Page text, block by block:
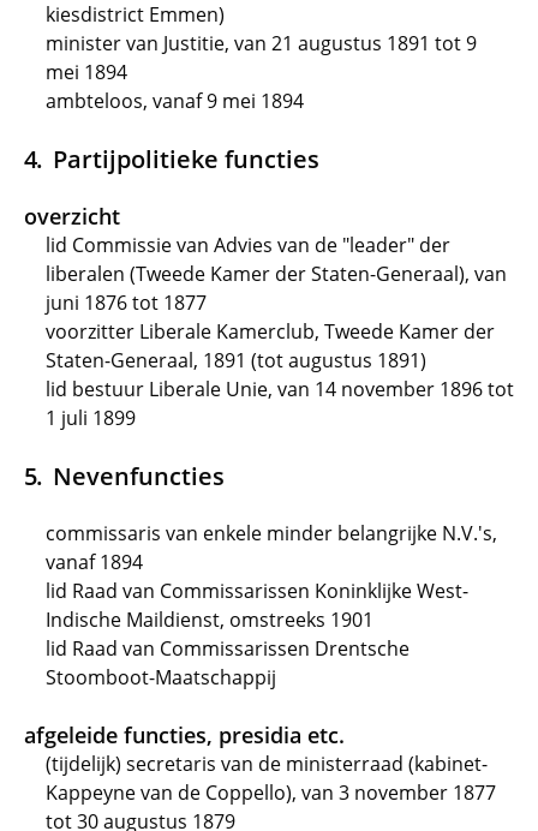
kiesdistrict Emmen)
minister van Justitie, van 21 augustus 1891 tot 9
mei 1894
ambteloos, vanaf 9 mei 1894
Partijpolitieke functies
overzicht
lid Commissie van Advies van de "leader" der
liberalen (Tweede Kamer der Staten-Generaal), van
juni 1876 tot 1877
voorzitter Liberale Kamerclub, Tweede Kamer der
Staten-Generaal, 1891 (tot augustus 1891)
lid bestuur Liberale Unie, van 14 november 1896 tot
1 juli 1899
Nevenfuncties
commissaris van enkele minder belangrijke N.V.'s,
vanaf 1894
lid Raad van Commissarissen Koninklijke West-
Indische Maildienst, omstreeks 1901
lid Raad van Commissarissen Drentsche
Stoomboot-Maatschappij
afgeleide functies, presidia etc.
(tijdelijk) secretaris van de ministerraad (kabinet-
Kappeyne van de Coppello), van 3 november 1877
tot 30 augustus 1879